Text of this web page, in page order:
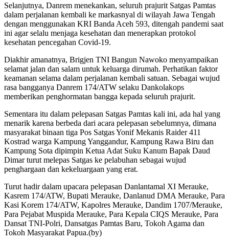
Selanjutnya, Danrem menekankan, seluruh prajurit Satgas Pamtas
dalam perjalanan kembali ke markasnyal di wilayah Jawa Tengah
dengan menggunakan KRI Banda Aceh 593, ditengah pandemi saat
ini agar selalu menjaga kesehatan dan menerapkan protokol
kesehatan pencegahan Covid-19.
Diakhir amanatnya, Brigjen TNI Bangun Nawoko menyampaikan
selamat jalan dan salam untuk keluarga dirumah. Perhatikan faktor
keamanan selama dalam perjalanan kembali satuan. Sebagai wujud
rasa bangganya Danrem 174/ATW selaku Dankolakops
memberikan penghormatan bangga kepada seluruh prajurit.
Sementara itu dalam pelepasan Satgas Pamtas kali ini, ada hal yang
menarik karena berbeda dari acara pelepasan sebelumnya, dimana
masyarakat binaan tiga Pos Satgas Yonif Mekanis Raider 411
Kostrad warga Kampung Yanggandur, Kampung Rawa Biru dan
Kampung Sota dipimpin Ketua Adat Suku Kanum Bapak Daud
Dimar turut melepas Satgas ke pelabuhan sebagai wujud
penghargaan dan kekeluargaan yang erat.
Turut hadir dalam upacara pelepasan Danlantamal XI Merauke,
Kasrem 174/ATW, Bupati Merauke, Danlanud DMA Merauke, Para
Kasi Korem 174/ATW, Kapolres Merauke, Dandim 1707/Merauke,
Para Pejabat Muspida Merauke, Para Kepala CIQS Merauke, Para
Dansat TNI-Polri, Dansatgas Pamtas Baru, Tokoh Agama dan
Tokoh Masyarakat Papua.(by)